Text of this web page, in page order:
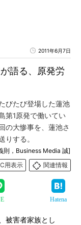
2011年6月7日
語る、原発労
びたび登場した蓮池
第1原発で働いてい
の大惨事を、蓮池さ
りする。
則，Business Media 誠]
用表示
関連情報
Hatena
被害者家族とし